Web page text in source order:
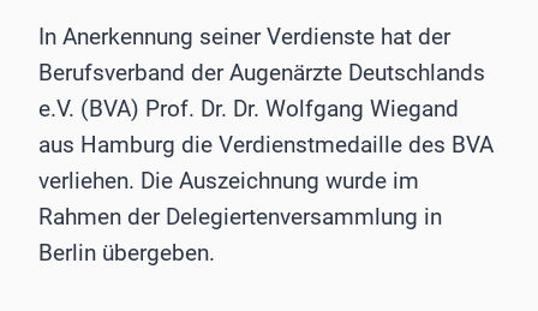
In Anerkennung seiner Verdienste hat der
Berufsverband der Augenärzte Deutschlands
e.V. (BVA) Prof. Dr. Dr. Wolfgang Wiegand
aus Hamburg die Verdienstmedaille des BVA
verliehen. Die Auszeichnung wurde im
Rahmen der Delegiertenversammlung in
Berlin übergeben.